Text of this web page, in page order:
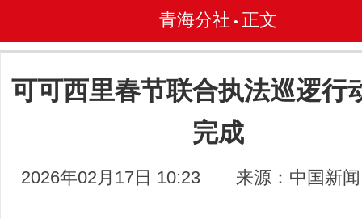
青海分社 • 正文
可可西里春节联合执法巡逻行
完成
2026年02月17日 10:23 来源：中国新